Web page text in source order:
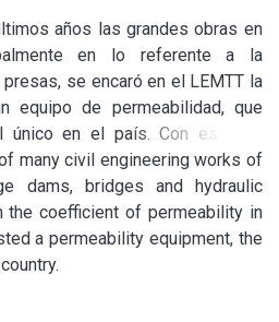
años las grandes obras en
en lo referente a la
se encaró en el LEMTT la
equipo de permeabilidad, que
en el país. Con esto se
de permeabilidad en
de recurrir por este ensayo a
antecedentes bibliográficos y
tipos de hormigones,
obtenidos dar algunas pautas
many civil engineering works of
dams, bridges and hydraulic
the coefficient of permeability in
a permeability equipment, the
to different types of concretes.